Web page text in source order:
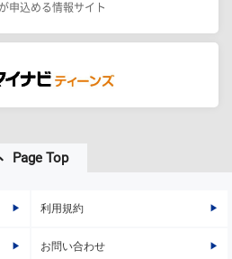
申込める情報サイト
Page Top
利用規約
お問い合わせ